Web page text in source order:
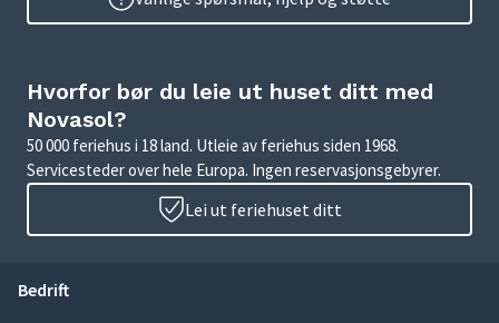
Hvorfor bør du leie ut huset ditt med
Novasol?
50 000 feriehus i 18 land. Utleie av feriehus siden 1968.
Servicesteder over hele Europa. Ingen reservasjonsgebyrer.
Lei ut feriehuset ditt
Bedrift